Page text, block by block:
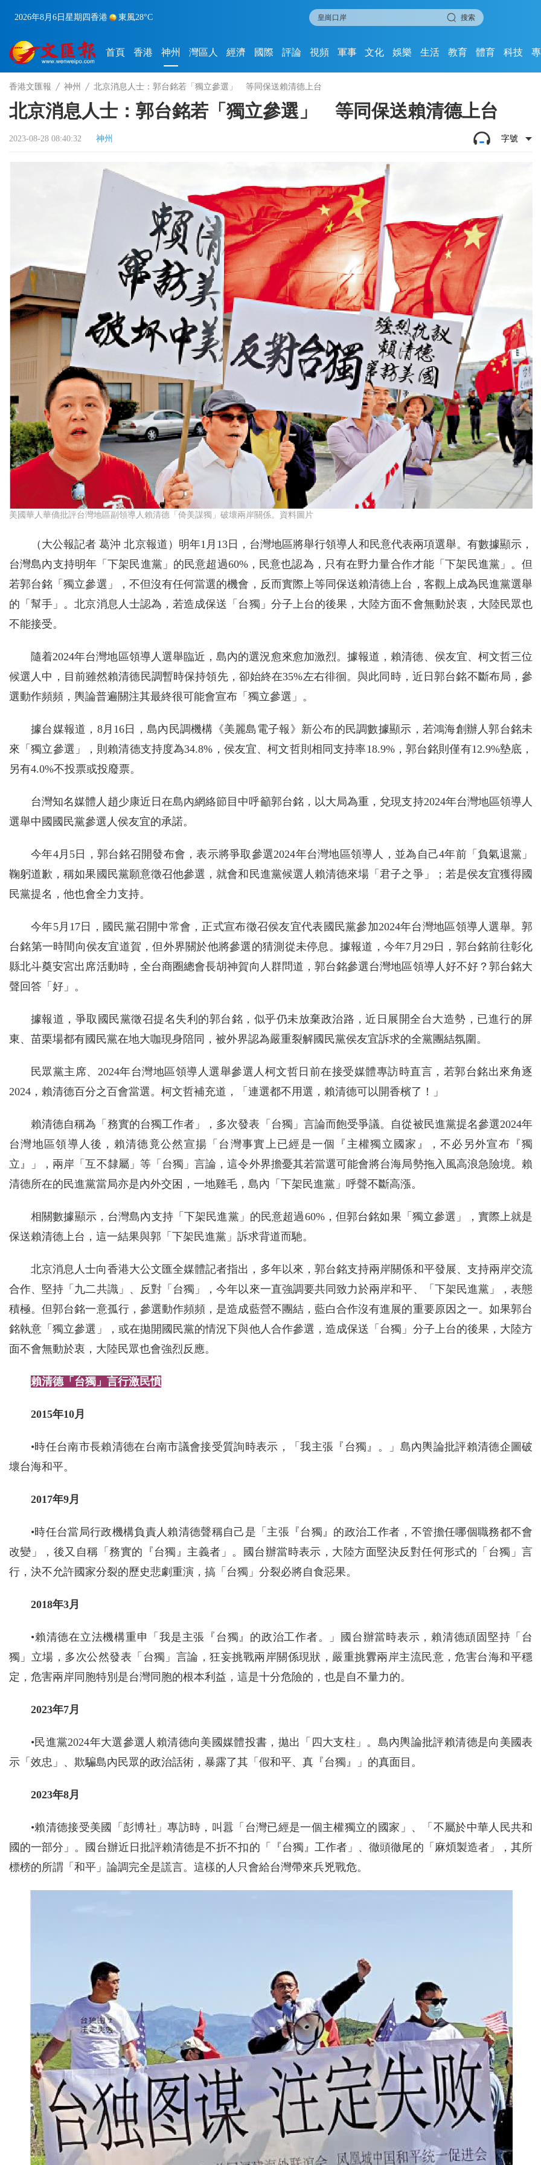
2026年8月6日 星期四香港 東風28°C 搜索
首頁 香港 神州 灣區人 經濟 國際 評論 視頻 軍事 文化 娛樂 生活 教育 體育 科技
香港文匯報 神州 北京消息人士：郭台銘若「獨立參選」 等同保送賴清德上台
北京消息人士：郭台銘若「獨立參選」 等同保送賴清德上台
2023-08-28 08:40:32 神州 字號
美國華人華僑批評台灣地區副領導人賴清德「倚美謀獨」破壞兩岸關係。資料圖片
（大公報記者 葛沖 北京報道）明年1月13日，台灣地區將舉行領導人和民意代表兩項選舉。有數據顯示，
台灣島內支持明年「下架民進黨」的民意超過60%，民意也認為，只有在野力量合作才能「下架民進黨」。但
若郭台銘「獨立參選」，不但沒有任何當選的機會，反而實際上等同保送賴清德上台，客觀上成為民進黨選舉
的「幫手」。北京消息人士認為，若造成保送「台獨」分子上台的後果，大陸方面不會無動於衷，大陸民眾也
不能接受。
隨着2024年台灣地區領導人選舉臨近，島內的選況愈來愈加激烈。據報道，賴清德、侯友宜、柯文哲三位
候選人中，目前雖然賴清德民調暫時保持領先，卻始終在35%左右徘徊。與此同時，近日郭台銘不斷布局，參
選動作頻頻，輿論普遍關注其最終很可能會宣布「獨立參選」。
據台媒報道，8月16日，島內民調機構《美麗島電子報》新公布的民調數據顯示，若鴻海創辦人郭台銘未
來「獨立參選」，則賴清德支持度為34.8%，侯友宜、柯文哲則相同支持率18.9%，郭台銘則僅有12.9%墊底，
另有4.0%不投票或投廢票。
台灣知名媒體人趙少康近日在島內網絡節目中呼籲郭台銘，以大局為重，兌現支持2024年台灣地區領導人
選舉中國國民黨參選人侯友宜的承諾。
今年4月5日，郭台銘召開發布會，表示將爭取參選2024年台灣地區領導人，並為自己4年前「負氣退黨」
鞠躬道歉，稱如果國民黨願意徵召他參選，就會和民進黨候選人賴清德來場「君子之爭」；若是侯友宜獲得國
民黨提名，他也會全力支持。
今年5月17日，國民黨召開中常會，正式宣布徵召侯友宜代表國民黨參加2024年台灣地區領導人選舉。郭
台銘第一時間向侯友宜道賀，但外界關於他將參選的猜測從未停息。據報道，今年7月29日，郭台銘前往彰化
縣北斗奠安宮出席活動時，全台商圈總會長胡神賀向人群問道，郭台銘參選台灣地區領導人好不好？郭台銘大
聲回答「好」。
據報道，爭取國民黨徵召提名失利的郭台銘，似乎仍未放棄政治路，近日展開全台大造勢，已進行的屏
東、苗栗場都有國民黨在地大咖現身陪同，被外界認為嚴重裂解國民黨侯友宜訴求的全黨團結氛圍。
民眾黨主席、2024年台灣地區領導人選舉參選人柯文哲日前在接受媒體專訪時直言，若郭台銘出來角逐
2024，賴清德百分之百會當選。柯文哲補充道，「連選都不用選，賴清德可以開香檳了！」
賴清德自稱為「務實的台獨工作者」，多次發表「台獨」言論而飽受爭議。自從被民進黨提名參選2024年
台灣地區領導人後，賴清德竟公然宣揚「台灣事實上已經是一個『主權獨立國家』，不必另外宣布『獨
立』」，兩岸「互不隸屬」等「台獨」言論，這令外界擔憂其若當選可能會將台海局勢拖入風高浪急險境。賴
清德所在的民進黨當局亦是內外交困，一地雞毛，島內「下架民進黨」呼聲不斷高漲。
相關數據顯示，台灣島內支持「下架民進黨」的民意超過60%，但郭台銘如果「獨立參選」，實際上就是
保送賴清德上台，這一結果與郭「下架民進黨」訴求背道而馳。
北京消息人士向香港大公文匯全媒體記者指出，多年以來，郭台銘支持兩岸關係和平發展、支持兩岸交流
合作、堅持「九二共識」、反對「台獨」，今年以來一直強調要共同致力於兩岸和平、「下架民進黨」，表態
積極。但郭台銘一意孤行，參選動作頻頻，是造成藍營不團結，藍白合作沒有進展的重要原因之一。如果郭台
銘執意「獨立參選」，或在拋開國民黨的情況下與他人合作參選，造成保送「台獨」分子上台的後果，大陸方
面不會無動於衷，大陸民眾也會強烈反應。
賴清德「台獨」言行激民憤
2015年10月
•時任台南市長賴清德在台南市議會接受質詢時表示，「我主張『台獨』。」島內輿論批評賴清德企圖破
壞台海和平。
2017年9月
•時任台當局行政機構負責人賴清德聲稱自己是「主張『台獨』的政治工作者，不管擔任哪個職務都不會
改變」，後又自稱「務實的『台獨』主義者」。國台辦當時表示，大陸方面堅決反對任何形式的「台獨」言
行，決不允許國家分裂的歷史悲劇重演，搞「台獨」分裂必將自食惡果。
2018年3月
•賴清德在立法機構重申「我是主張『台獨』的政治工作者。」國台辦當時表示，賴清德頑固堅持「台
獨」立場，多次公然發表「台獨」言論，狂妄挑戰兩岸關係現狀，嚴重挑釁兩岸主流民意，危害台海和平穩
定，危害兩岸同胞特別是台灣同胞的根本利益，這是十分危險的，也是自不量力的。
2023年7月
•民進黨2024年大選參選人賴清德向美國媒體投書，拋出「四大支柱」。島內輿論批評賴清德是向美國表
示「效忠」、欺騙島內民眾的政治話術，暴露了其「假和平、真『台獨』」的真面目。
2023年8月
•賴清德接受美國「彭博社」專訪時，叫囂「台灣已經是一個主權獨立的國家」、「不屬於中華人民共和
國的一部分」。國台辦近日批評賴清德是不折不扣的「『台獨』工作者」、徹頭徹尾的「麻煩製造者」，其所
標榜的所謂「和平」論調完全是謊言。這樣的人只會給台灣帶來兵兇戰危。